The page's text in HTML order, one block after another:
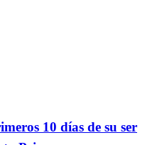
10 días de su ser